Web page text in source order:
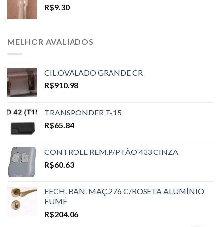
R$9.30
MELHOR AVALIADOS
CIL.OVALADO GRANDE CR
R$910.98
TRANSPONDER T-15
R$65.84
CONTROLE REM.P/PTÃO 433 CINZA
R$60.63
FECH. BAN. MAÇ.276 C/ROSETA ALUMÍNIO
FUMÊ
R$204.06